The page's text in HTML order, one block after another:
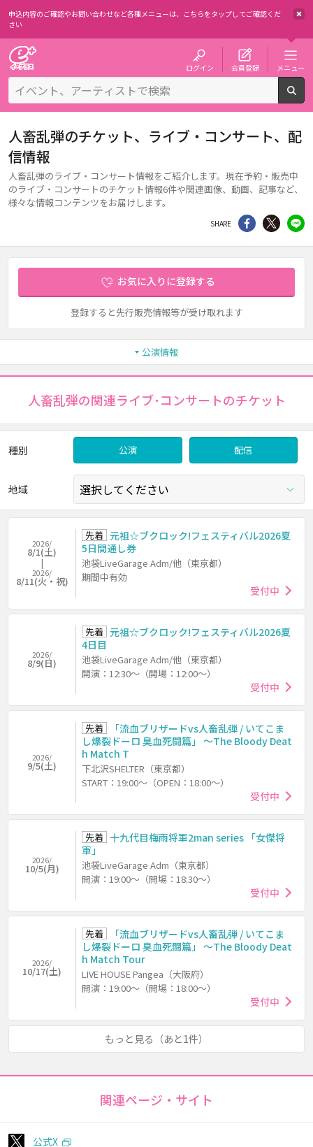
申込内容のご確認やお問い合わせなど各種メニューは、 こちらをタップしてご確認くだ
さい
ログイン 会員登録 メニュー
人畜乱弾のチケット、ライブ・コンサート、配
信情報
人畜乱弾のライブ・コンサート情報をご紹介します。現在予約・販売中
のライブ・コンサートのチケット情報6件や関連画像、動画、記事など、
様々な情報コンテンツをお届けします。
SHARE シェア Twitter
お気に入りに登録する
登録すると先行販売情報等が受け取れます
公演情報
人畜乱弾の関連ライブ･コンサートのチケット
種別 公演 配信
地域
2026/
8/1(土)
2026/
8/11(火・祝)
先着 元祖☆ブクロック!フェスティバル2026夏
5日間通し券
池袋LiveGarage Adm/他（東京都）
期間中有効
受付中
2026/
8/9(日)
先着 元祖☆ブクロック!フェスティバル2026夏
4日目
池袋LiveGarage Adm/他（東京都）
開演：12:30～（開場：12:00～）
受付中
2026/
9/5(土)
先着
「流血ブリザードvs人畜乱弾 / いてこま
し爆裂ドーロ 臭血死闘篇」 ～The Bloody Deat
h Match T
下北沢SHELTER（東京都）
START：19:00～（OPEN：18:00～）
受付中
2026/
10/5(月)
先着 十九代目梅雨将軍2man series 「女傑将
軍」
池袋LiveGarage Adm（東京都）
開演：19:00～（開場：18:30～）
受付中
2026/
10/17(土)
先着
「流血ブリザードvs人畜乱弾 / いてこま
し爆裂ドーロ 臭血死闘篇」 ～The Bloody Deat
h Match Tour
LIVE HOUSE Pangea（大阪府）
開演：19:00～（開場：18:00～）
受付中
もっと見る（あと1件）
関連ページ・サイト
公式X